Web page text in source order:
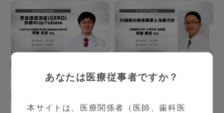
シリーズ（全2本）
胃食道逆流症(GERD)診療
のUpToDate
シリーズ（全2本）
川崎病の疾患概要と治療方
あなたは医療従事者ですか？
本サイトは、医療関係者（医師、歯科医